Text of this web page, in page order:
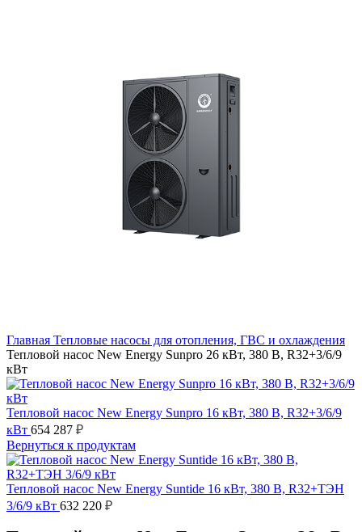
Главная Тепловые насосы для отопления, ГВС и охлаждения
Тепловой насос New Energy Sunpro 26 кВт, 380 В, R32+3/6/9
кВт
Тепловой насос New Energy Sunpro 16 кВт, 380 В, R32+3/6/9
кВт 654 287 ₽
Вернуться к продуктам
Тепловой насос New Energy Suntide 16 кВт, 380 В, R32+ТЭН
3/6/9 кВт 632 220 ₽